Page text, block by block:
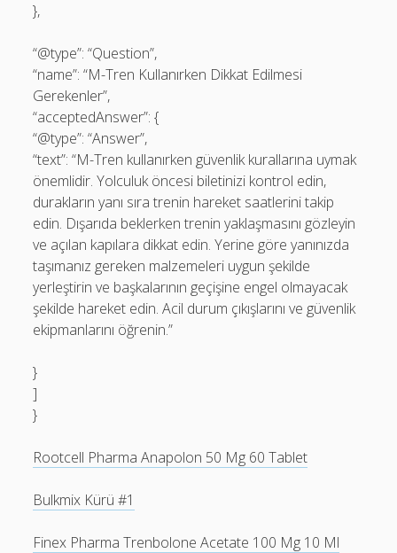
},
“@type”: “Question”,
“name”: “M-Tren Kullanırken Dikkat Edilmesi
Gerekenler”,
“acceptedAnswer”: {
“@type”: “Answer”,
“text”: “M-Tren kullanırken güvenlik kurallarına uymak
önemlidir. Yolculuk öncesi biletinizi kontrol edin,
durakların yanı sıra trenin hareket saatlerini takip
edin. Dışarıda beklerken trenin yaklaşmasını gözleyin
ve açılan kapılara dikkat edin. Yerine göre yanınızda
taşımanız gereken malzemeleri uygun şekilde
yerleştirin ve başkalarının geçişine engel olmayacak
şekilde hareket edin. Acil durum çıkışlarını ve güvenlik
ekipmanlarını öğrenin.”
}
]
}
Rootcell Pharma Anapolon 50 Mg 60 Tablet
Bulkmix Kürü #1
Finex Pharma Trenbolone Acetate 100 Mg 10 Ml